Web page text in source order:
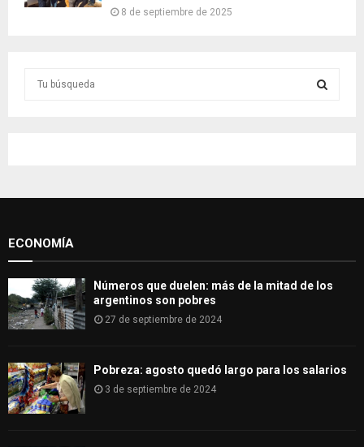
8 de septiembre de 2025
o
H
ECONOMÍA
Números que duelen: más de la mitad de los
argentinos son pobres
27 de septiembre de 2024
Pobreza: agosto quedó largo para los salarios
3 de septiembre de 2024